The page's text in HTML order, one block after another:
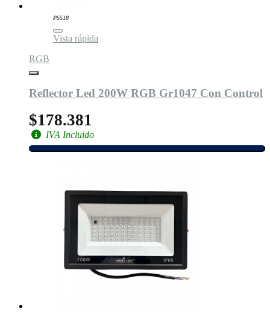
P5518
Vista rápida
RGB
Reflector Led 200W RGB Gr1047 Con Control
$178.381
IVA Incluido